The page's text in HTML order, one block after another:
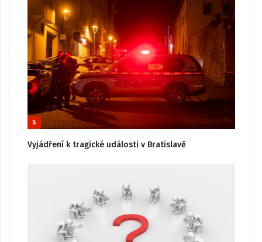
5
Vyjádření k tragické události v Bratislavě